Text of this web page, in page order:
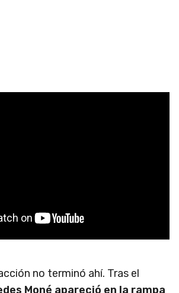
no terminó ahí. Tras el
Moné apareció en la rampa